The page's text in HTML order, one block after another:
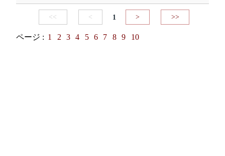
<< < 1 > >>
ページ : 1 2 3 4 5 6 7 8 9 10